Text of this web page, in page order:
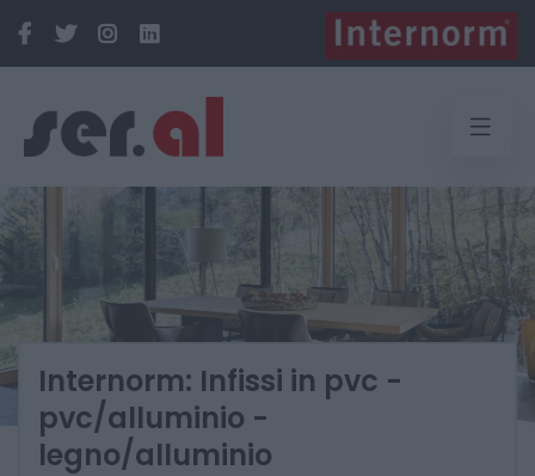
Internorm: Infissi in pvc -
pvc/alluminio -
legno/alluminio